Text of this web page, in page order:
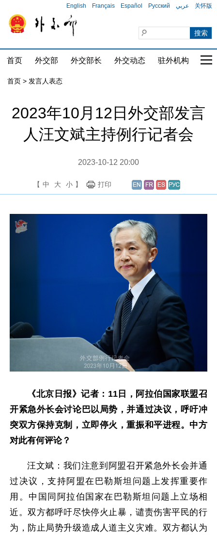
English Français Español Русский عربي 关怀版
首页 外交部 外交部长 外交动态 驻外机构 国
首页 > 发言人表态
2023年10月12日外交部发言
人汪文斌主持例行记者会
2023-10-12 20:00
【 中 大 小 】 打印
《北京日报》记者：11日，阿拉伯国家联盟召
开紧急外长会讨论巴以局势，并通过决议，呼吁冲
突双方保持克制，立即停火，重振和平进程。中方
对此有何评论？
汪文斌：我们注意到阿盟召开紧急外长会并通
过决议，支持阿盟在巴勒斯坦问题上发挥重要作
用。中国同阿拉伯国家在巴勒斯坦问题上立场相
近。双方都呼吁尽快停火止暴，谴责伤害平民的行
为，防止局势升级造成人道主义灾难。双方都认为